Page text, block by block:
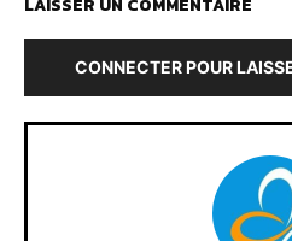
LAISSER UN COMMENTAIRE
CONNECTER POUR